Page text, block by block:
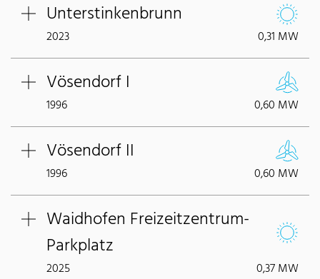
Unterstinkenbrunn
2023 0,31 MW
Vösendorf I
1996 0,60 MW
Vösendorf II
1996 0,60 MW
Waidhofen Freizeitzentrum-
Parkplatz
2025 0,37 MW